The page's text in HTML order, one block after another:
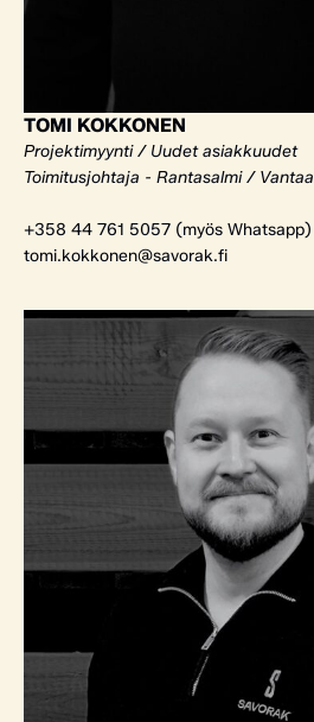
TOMI KOKKONEN
Projektimyynti / Uudet asiakkuudet
Toimitusjohtaja - Rantasalmi / Vantaa
+358 44 761 5057 (myös Whatsapp)
tomi.kokkonen@savorak.fi